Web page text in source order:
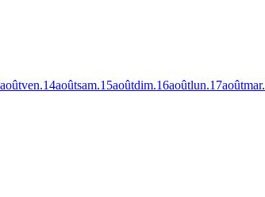
aoûtven.14aoûtsam.15aoûtdim.16aoûtlun.17aoûtmar.